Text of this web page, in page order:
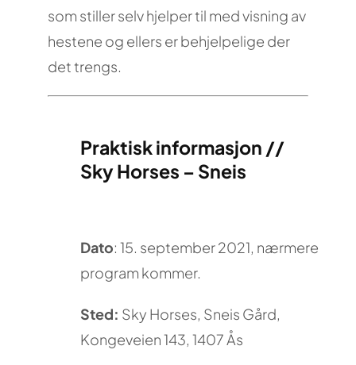
som stiller selv hjelper til med visning av
hestene og ellers er behjelpelige der
det trengs.
Praktisk informasjon //
Sky Horses – Sneis
Dato: 15. september 2021, nærmere
program kommer.
Sted: Sky Horses, Sneis Gård,
Kongeveien 143, 1407Ås